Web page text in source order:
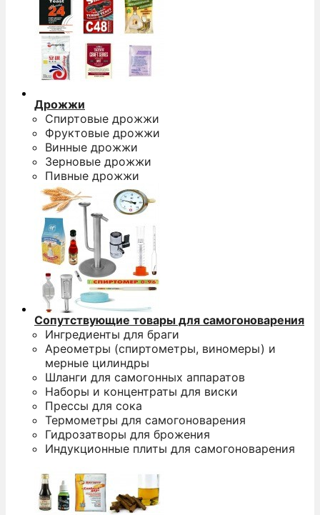
Дрожжи
Спиртовые дрожжи
Фруктовые дрожжи
Винные дрожжи
Зерновые дрожжи
Пивные дрожжи
Сопутствующие товары для самогоноварения
Ингредиенты для браги
Ареометры (спиртометры, виномеры) и
мерные цилиндры
Шланги для самогонных аппаратов
Наборы и концентраты для виски
Прессы для сока
Термометры для самогоноварения
Гидрозатворы для брожения
Индукционные плиты для самогоноварения